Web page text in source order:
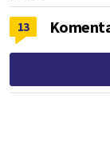
13